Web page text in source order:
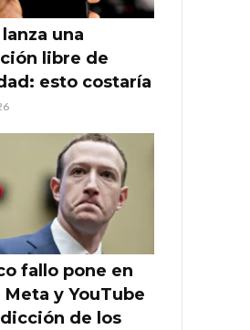
una
libre de
esto costaría
fallo pone en
Meta y YouTube
de los